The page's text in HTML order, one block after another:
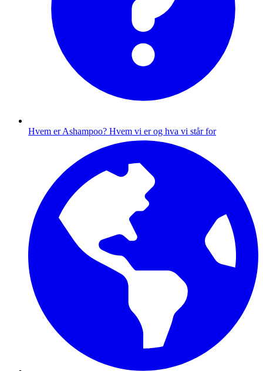
Hvem er Ashampoo? Hvem vi er og hva vi står for